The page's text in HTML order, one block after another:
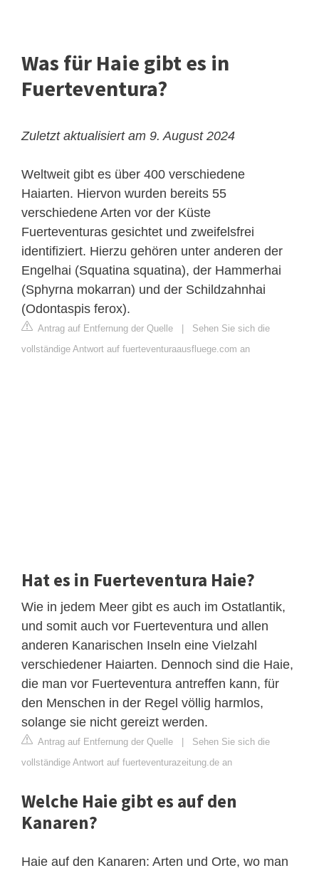
Was für Haie gibt es in
Fuerteventura?
Zuletzt aktualisiert am 9. August 2024
Weltweit gibt es über 400 verschiedene
Haiarten. Hiervon wurden bereits 55
verschiedene Arten vor der Küste
Fuerteventuras gesichtet und zweifelsfrei
identifiziert. Hierzu gehören unter anderen der
Engelhai (Squatina squatina), der Hammerhai
(Sphyrna mokarran) und der Schildzahnhai
(Odontaspis ferox).
Antrag auf Entfernung der Quelle
Sehen Sie sich die
vollständige Antwort auf fuerteventuraausfluege.com an
Hat es in Fuerteventura Haie?
Wie in jedem Meer gibt es auch im Ostatlantik,
und somit auch vor Fuerteventura und allen
anderen Kanarischen Inseln eine Vielzahl
verschiedener Haiarten. Dennoch sind die Haie,
die man vor Fuerteventura antreffen kann, für
den Menschen in der Regel völlig harmlos,
solange sie nicht gereizt werden.
Antrag auf Entfernung der Quelle
Sehen Sie sich die
vollständige Antwort auf fuerteventurazeitung.de an
Welche Haie gibt es auf den
Kanaren?
Haie auf den Kanaren: Arten und Orte, wo man